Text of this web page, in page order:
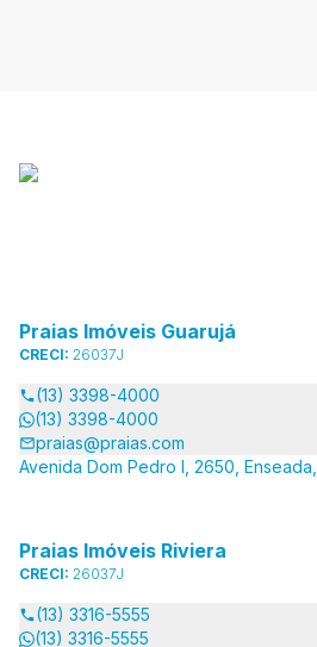
Praias Imóveis Guarujá
CRECI: 26037J
(13) 3398-4000
(13) 3398-4000
praias@praias.com
Avenida Dom Pedro I, 2650,
Praias Imóveis Riviera
CRECI: 26037J
(13) 3316-5555
(13) 3316-5555